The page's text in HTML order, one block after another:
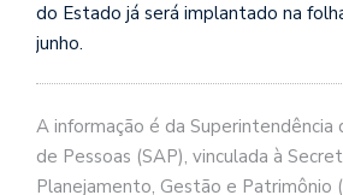
do Estado já será implantado na
junho.
A informação é da Superintendência
de Pessoas (SAP), vinculada à
Planejamento, Gestão e Patrimônio